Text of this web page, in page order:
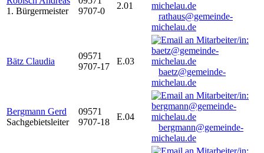
1. Bürgermeister
9707-0
2.01
rathaus@gemeinde-
michelau.de
Bätz Claudia
09571
9707-17
E.03
baetz@gemeinde-
michelau.de
Bergmann Gerd
Sachgebietsleiter
09571
9707-18
E.04
bergmann@gemeinde-
michelau.de